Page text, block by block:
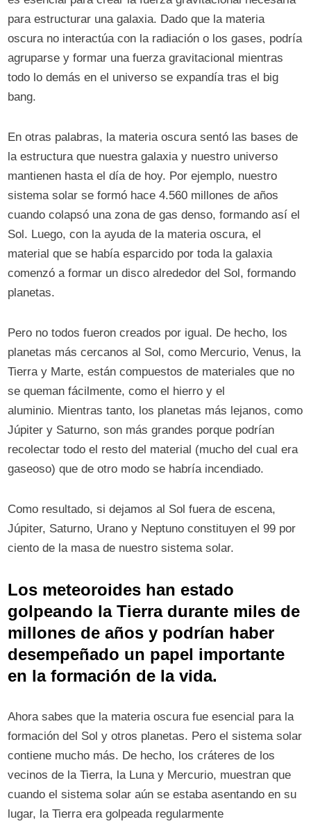
para estructurar una galaxia. Dado que la materia
oscura no interactúa con la radiación o los gases, podría
agruparse y formar una fuerza gravitacional mientras
todo lo demás en el universo se expandía tras el big
bang.
En otras palabras, la materia oscura sentó las bases de
la estructura que nuestra galaxia y nuestro universo
mantienen hasta el día de hoy. Por ejemplo, nuestro
sistema solar se formó hace 4.560 millones de años
cuando colapsó una zona de gas denso, formando así el
Sol. Luego, con la ayuda de la materia oscura, el
material que se había esparcido por toda la galaxia
comenzó a formar un disco alrededor del Sol, formando
planetas.
Pero no todos fueron creados por igual. De hecho, los
planetas más cercanos al Sol, como Mercurio, Venus, la
Tierra y Marte, están compuestos de materiales que no
se queman fácilmente, como el hierro y el
aluminio. Mientras tanto, los planetas más lejanos, como
Júpiter y Saturno, son más grandes porque podrían
recolectar todo el resto del material (mucho del cual era
gaseoso) que de otro modo se habría incendiado.
Como resultado, si dejamos al Sol fuera de escena,
Júpiter, Saturno, Urano y Neptuno constituyen el 99 por
ciento de la masa de nuestro sistema solar.
Los meteoroides han estado
golpeando la Tierra durante miles de
millones de años y podrían haber
desempeñado un papel importante
en la formación de la vida.
Ahora sabes que la materia oscura fue esencial para la
formación del Sol y otros planetas. Pero el sistema solar
contiene mucho más. De hecho, los cráteres de los
vecinos de la Tierra, la Luna y Mercurio, muestran que
cuando el sistema solar aún se estaba asentando en su
lugar, la Tierra era golpeada regularmente